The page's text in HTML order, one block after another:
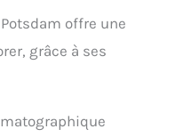
offre une
grâce à ses